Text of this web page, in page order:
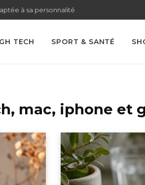
à sa personnalité
TECH SPORT & SANTÉ
mac, iphone et